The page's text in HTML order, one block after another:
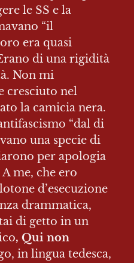
le SS e la
“il
era quasi
di una rigidità
Non mi
cresciuto nel
la camicia nera.
“dal di
una specie di
per apologia
me, che ero
d’esecuzione
drammatica,
di getto in un
, Qui non
in lingua tedesca,